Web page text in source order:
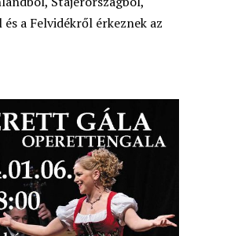
a Felvidékről érkeznek az